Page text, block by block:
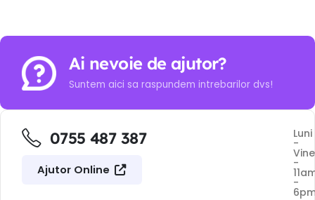
Ai nevoie de ajutor?
Suntem aici sa raspundem intrebarilor dvs!
0755 487 387
Ajutor Online
Luni
-
-
-